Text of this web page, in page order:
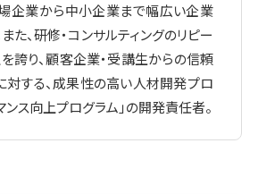
場企業から中小企業まで幅広い企業
た、研修・コンサルティングのリピー
誇り、顧客企業・受講生からの信頼
対する、成果性の高い人材開発プロ
ンス向上プログラム」の開発責任者。